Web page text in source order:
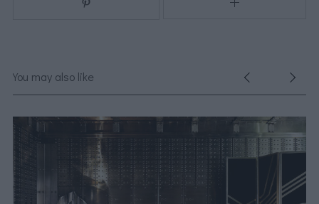
You may also like